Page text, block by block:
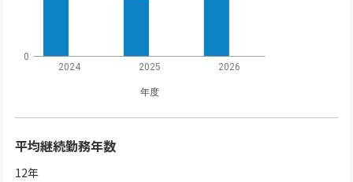
2024 2025 2026
年度
0
平均継続勤務年数
12年